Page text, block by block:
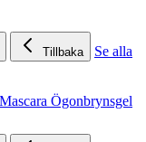
Tillbaka
Se alla
Mascara Ögonbrynsgel